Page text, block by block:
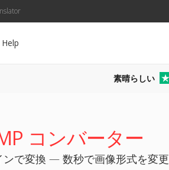
Help
素晴らしい
コンバーター
ンで変換 — 数秒で画像形式を変更